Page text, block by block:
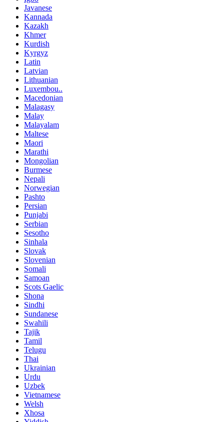
Javanese
Kannada
Kazakh
Khmer
Kurdish
Kyrgyz
Latin
Latvian
Lithuanian
Luxembou..
Macedonian
Malagasy
Malay
Malayalam
Maltese
Maori
Marathi
Mongolian
Burmese
Nepali
Norwegian
Pashto
Persian
Punjabi
Serbian
Sesotho
Sinhala
Slovak
Slovenian
Somali
Samoan
Scots Gaelic
Shona
Sindhi
Sundanese
Swahili
Tajik
Tamil
Telugu
Thai
Ukrainian
Urdu
Uzbek
Vietnamese
Welsh
Xhosa